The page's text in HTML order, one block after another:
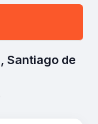
Santiago de